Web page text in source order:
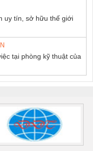
uy tín, sở hữu thế giới
tại phòng kỹ thuật của